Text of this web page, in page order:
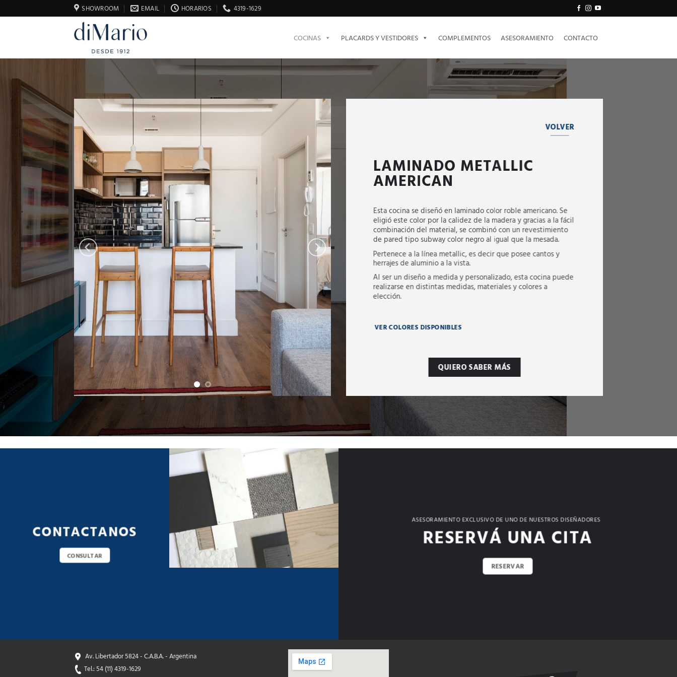
al
SHOWROOM EMAIL HORARIOS 4319-1629
COCINAS PLACARDS Y VESTIDORES COMPLEMENTOS ASESORAMIENTO CONTACTO
VOLVER
LAMINADO METALLIC
AMERICAN
Esta cocina se diseñó en laminado color roble americano. Se
eligió este color por la calidez de la madera y gracias a la fácil
combinación del material, se combinó con un revestimiento
de pared tipo subway color negro al igual que la mesada.
Pertenece a la línea metallic, es decir que posee cantos y
herrajes de aluminio a la vista.
Al ser un diseño a medida y personalizado, esta cocina puede
realizarse en distintas medidas, materiales y colores a
elección.
VER COLORES DISPONIBLES
QUIERO SABER MÁS
CONTACTANOS
CONSULTAR
ASESORAMIENTO EXCLUSIVO DE UNO DE NUESTROS DISEÑADORES
RESERVÁ UNA CITA
RESERVAR
Av. Libertador 5824 - C.A.B.A. - Argentina
Tel.: 54 (11) 4319-1629